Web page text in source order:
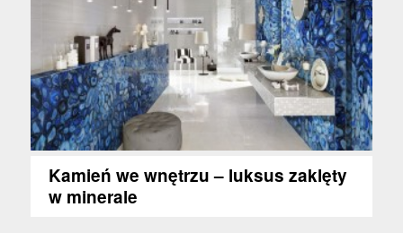
Kamień we wnętrzu – luksus zaklęty
w minerale